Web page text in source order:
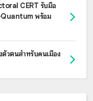
CERT รับมือ
Quantum พร้อม
วตนสำหรับคนเมือง